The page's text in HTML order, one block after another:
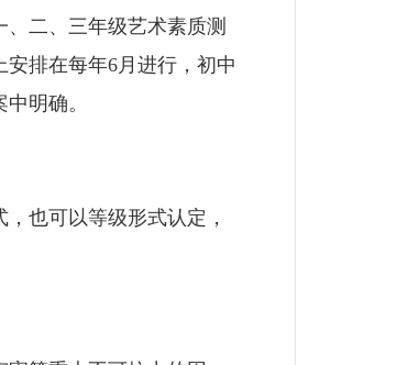
二、三年级艺术素质测
排在每年6月进行，初中
明确。
也可以等级形式认定，